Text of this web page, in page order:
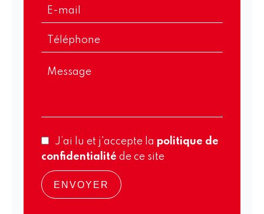
J’ai lu et j'accepte la politique de
confidentialité de ce site
ENVOYER